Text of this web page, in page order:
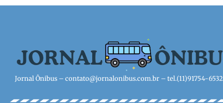
Jornal Ônibus – contato@jornalonibus.com.br – tel.(11)91754-6532